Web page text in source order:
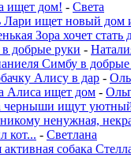
ищет дом! - Света
Лари ищет новый дом
Зора хочет
добрые руки -
Симбу в
Алису в дар -
Алиса ищет дом -
черныши ищут
ненужная,
кот... - Светлана
собака